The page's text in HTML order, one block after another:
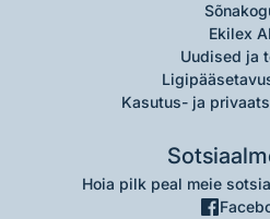
Ekilex
Uudised ja
Kasutus- ja
Hoia pilk peal meie